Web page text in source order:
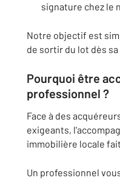
signature chez le
Notre objectif est
de sortir du lot dès
Pourquoi être
professionnel ?
Face à des
exigeants,
immobilière locale
Un professionnel